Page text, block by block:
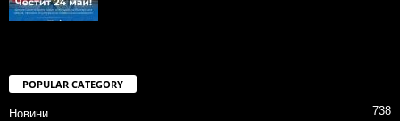
POPULAR CATEGORY
Новини 738